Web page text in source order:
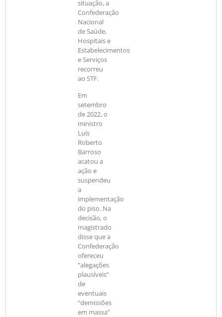
situação, a
Confederação
Nacional
de Saúde,
Hospitais e
Estabelecimentos
e Serviços
recorreu
ao STF.
Em
setembro
de 2022, o
ministro
Luís
Roberto
Barroso
acatou a
ação e
suspendeu
a
implementação
do piso. Na
decisão, o
magistrado
disse que a
Confederação
ofereceu
“alegações
plausíveis”
de
eventuais
“demissões
em massa”